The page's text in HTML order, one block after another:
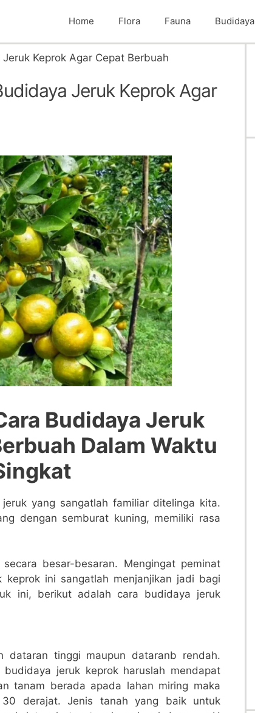
Home Flora Fauna Budidaya
Keprok Agar Cepat Berbuah
Jeruk Keprok Agar
Budidaya Jeruk
Dalam Waktu
yang sangatlah familiar ditelinga kita.
dengan semburat kuning, memiliki rasa
besar-besaran. Mengingat peminat
ini sangatlah menjanjikan jadi bagi
ini, berikut adalah cara budidaya jeruk
tinggi maupun dataranb rendah.
jeruk keprok haruslah mendapat
tanam berada apada lahan miring maka
derajat. Jenis tanah yang baik untuk